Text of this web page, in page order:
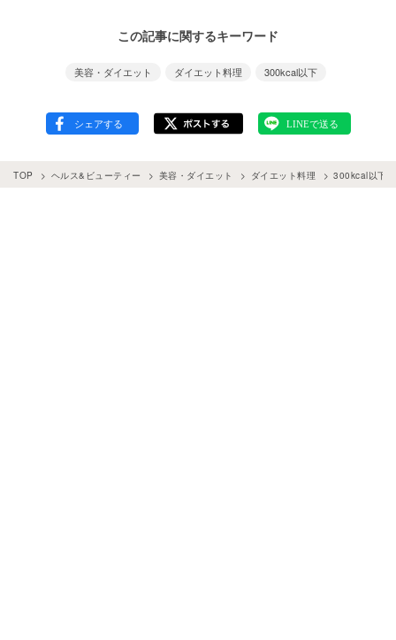
この記事に関するキーワード
美容・ダイエット ダイエット料理 300kcal以下
TOP ヘルス&ビューティー 美容・ダイエット ダイエット料理 300kcal以下